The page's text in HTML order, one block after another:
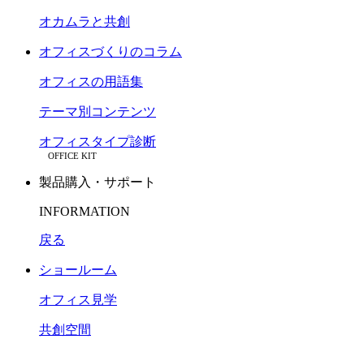
オカムラと共創
オフィスづくりのコラム
オフィスの用語集
テーマ別コンテンツ
オフィスタイプ診断
OFFICE KIT
製品購入・サポート
INFORMATION
戻る
ショールーム
オフィス見学
共創空間